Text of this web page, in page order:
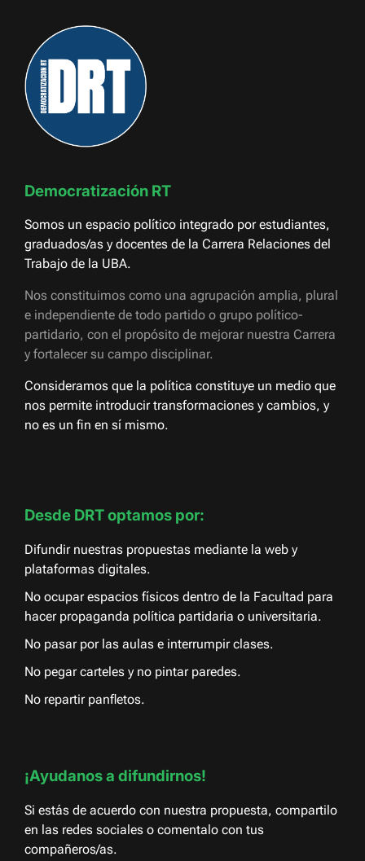
Democratización RT
Somos un espacio político integrado por estudiantes,
graduados/as y docentes de la Carrera Relaciones del
Trabajo de la UBA.
Nos constituimos como una agrupación amplia, plural
e independiente de todo partido o grupo político-
partidario, con el propósito de mejorar nuestra Carrera
y fortalecer su campo disciplinar.
Consideramos que la política constituye un medio que
nos permite introducir transformaciones y cambios, y
no es un fin en sí mismo.
Desde DRT optamos por:
Difundir nuestras propuestas mediante la web y
plataformas digitales.
No ocupar espacios físicos dentro de la Facultad para
hacer propaganda política partidaria o universitaria.
No pasar por las aulas e interrumpir clases.
No pegar carteles y no pintar paredes.
No repartir panfletos.
¡Ayudanos a difundirnos!
Si estás de acuerdo con nuestra propuesta, compartilo
en las redes sociales o comentalo con tus
compañeros/as.